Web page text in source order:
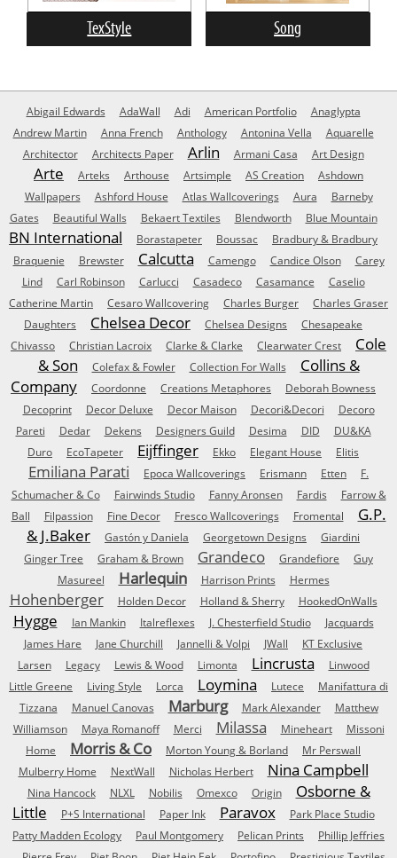
TexStyle Song
Abigail Edwards AdaWall Adi American Portfolio
Anaglypta
Andrew Martin
Anna French Anthology Antonina Vella
Aquarelle
Architector
Architects Paper Arlin Armani Casa Art Design
Arte Arteks Arthouse Artsimple AS Creation
Ashdown
Wallpapers
Ashford House Atlas Wallcoverings Aura
Barneby
Gates
Beautiful Walls Bekaert Textiles Blendworth Blue Mountain
BN International Borastapeter Boussac
Bradbury & Bradbury
Braquenie
Brewster Calcutta Camengo Candice Olson
Carey
Lind
Carl Robinson Carlucci Casadeco Casamance
Caselio
Catherine Martin
Cesaro Wallcovering Charles Burger
Charles Graser
Daughters
Chelsea Decor Chelsea Designs
Chesapeake
Chivasso
Christian Lacroix Clarke & Clarke Clearwater Crest
Cole
& Son
Colefax & Fowler Collection For Walls
Collins &
Company
Coordonne Creations Metaphores
Deborah Bowness
Decoprint
Decor Deluxe Decor Maison Decori&Decori
Decoro
Pareti
Dedar Dekens Designers Guild Desima DID
DU&KA
Duro
EcoTapeter Eijffinger Ekko Elegant House Elitis
Emiliana Parati Epoca Wallcoverings Erismann Etten
F.
Schumacher & Co
Fairwinds Studio Fanny Aronsen Fardis
Farrow &
Ball
Filpassion Fine Decor Fresco Wallcoverings Fromental
G.P.
& J.Baker
Gastón y Daniela Georgetown Designs
Giardini
Ginger Tree
Graham & Brown Grandeco Grandefiore
Guy
Masureel
Harlequin Harrison Prints Hermes
Hohenberger Holden Decor Holland & Sherry HookedOnWalls
Hygge Ian Mankin Italreflexes J. Chesterfield Studio
Jacquards
James Hare
Jane Churchill Jannelli & Volpi JWall
KT Exclusive
Larsen
Legacy Lewis & Wood Limonta Lincrusta
Linwood
Little Greene
Living Style Lorca Loymina Lutece
Manifattura di
Tizzana
Manuel Canovas Marburg Mark Alexander
Matthew
Williamson
Maya Romanoff Merci Milassa Mineheart
Missoni
Home
Morris & Co Morton Young & Borland
Mr Perswall
Mulberry Home
NextWall Nicholas Herbert Nina Campbell
Nina Hancock NLXL Nobilis Omexco Origin
Osborne &
Little
P+S International Paper Ink Paravox
Park Place Studio
Patty Madden Ecology
Paul Montgomery Pelican Prints
Phillip Jeffries